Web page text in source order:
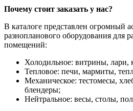
Почему стоит заказать у нас?
В каталоге представлен огромный
разнопланового оборудования для
помещений:
Холодильное: витрины, лари,
Тепловое: печи, мармиты,
Механическое: тестомесы,
блендеры;
Нейтральное: весы, столы,